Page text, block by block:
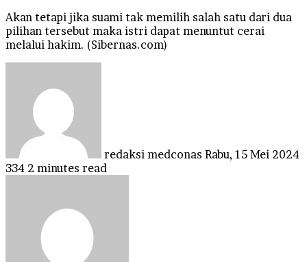
Akan tetapi jika suami tak memilih salah satu dari dua
pilihan tersebut maka istri dapat menuntut cerai
melalui hakim. (Sibernas.com)
redaksi medconas Rabu, 15 Mei 2024
334 2 minutes read